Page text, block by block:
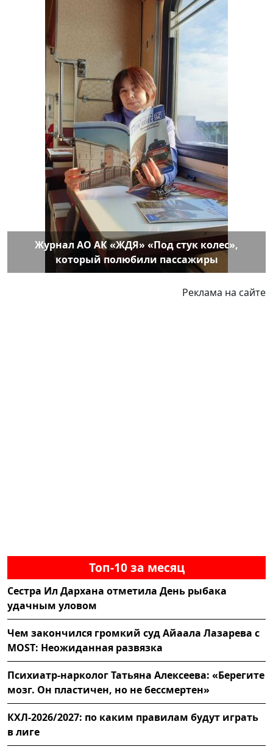
Журнал АО АК «ЖДЯ» «Под стук колес»,
который полюбили пассажиры
Реклама на сайте
Топ-10 за месяц
Сестра Ил Дархана отметила День рыбака
удачным уловом
Чем закончился громкий суд Айаала Лазарева с
MOST: Неожиданная развязка
Психиатр-нарколог Татьяна Алексеева: «Берегите
мозг. Он пластичен, но не бессмертен»
КХЛ-2026/2027: по каким правилам будут играть
в лиге